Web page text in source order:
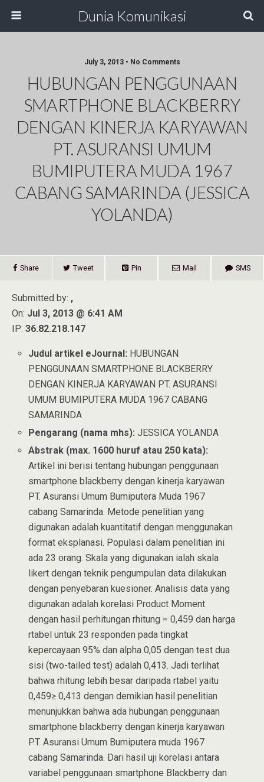
Dunia Komunikasi
July 3, 2013 • No Comments
HUBUNGAN PENGGUNAAN
SMARTPHONE BLACKBERRY
DENGAN KINERJA KARYAWAN
PT. ASURANSI UMUM
BUMIPUTERA MUDA 1967
CABANG SAMARINDA (JESSICA
YOLANDA)
Share Tweet Pin Mail SMS
Submitted by: ,
On: Jul 3, 2013 @ 6:41 AM
IP: 36.82.218.147
Judul artikel eJournal: HUBUNGAN
PENGGUNAAN SMARTPHONE BLACKBERRY
DENGAN KINERJA KARYAWAN PT. ASURANSI
UMUM BUMIPUTERA MUDA 1967 CABANG
SAMARINDA
Pengarang (nama mhs): JESSICA YOLANDA
Abstrak (max. 1600 huruf atau 250 kata):
Artikel ini berisi tentang hubungan penggunaan
smartphone blackberry dengan kinerja karyawan
PT. Asuransi Umum Bumiputera Muda 1967
cabang Samarinda. Metode penelitian yang
digunakan adalah kuantitatif dengan menggunakan
format eksplanasi. Populasi dalam penelitian ini
ada 23 orang. Skala yang digunakan ialah skala
likert dengan teknik pengumpulan data dilakukan
dengan penyebaran kuesioner. Analisis data yang
digunakan adalah korelasi Product Moment
dengan hasil perhitungan rhitung = 0,459 dan harga
rtabel untuk 23 responden pada tingkat
kepercayaan 95% dan alpha 0,05 dengan test dua
sisi (two-tailed test) adalah 0,413. Jadi terlihat
bahwa rhitung lebih besar daripada rtabel yaitu
0,459≥ 0,413 dengan demikian hasil penelitian
menunjukkan bahwa ada hubungan penggunaan
smartphone blackberry dengan kinerja karyawan
PT. Asuransi Umum Bumiputera muda 1967
cabang Samarinda. Dari hasil uji korelasi antara
variabel penggunaan smartphone Blackberry dan